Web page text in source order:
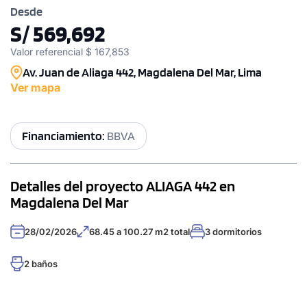
Desde
S/ 569,692
Valor referencial $ 167,853
Av. Juan de Aliaga 442, Magdalena Del Mar, Lima
Ver mapa
Financiamiento: BBVA
Detalles del proyecto ALIAGA 442 en
Magdalena Del Mar
28/02/2026 68.45 a 100.27 m2 total 3 dormitorios
2 baños